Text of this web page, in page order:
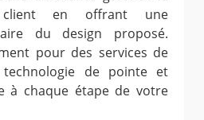
client en offrant une
du design proposé.
pour des services de
de pointe et
à chaque étape de votre